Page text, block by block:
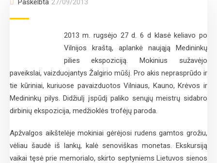
Paskelbta 27/09/2013
2013 m. rugsėjo 27 d. 6 d klasė keliavo po
Vilnijos kraštą, aplankė naująją Medininkų
pilies ekspoziciją. Mokinius sužavėjo
paveikslai, vaizduojantys Žalgirio mūšį. Pro akis neprasprūdo ir
tie kūriniai, kuriuose pavaizduotos Vilniaus, Kauno, Krėvos ir
Medininkų pilys. Didžiulį įspūdį paliko senųjų meistrų sidabro
dirbinių ekspozicija, medžioklės trofėjų paroda.
Apžvalgos aikštelėje mokiniai gėrėjosi rudens gamtos grožiu,
vėliau šaudė iš lankų, kalė senoviškas monetas. Ekskursiją
vaikai tęsė prie memorialo, skirto septyniems Lietuvos sienos